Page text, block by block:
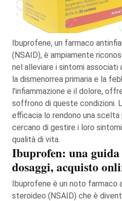
Ibuprofene, un farmaco
(NSAID), è ampiamente
nel alleviare i sintomi associati
la dismenorrea primaria e la
l'infiammazione e il dolore,
soffrono di queste condizioni.
efficacia lo rendono una
cercano di gestire i loro
qualità di vita.
Ibuprofen: una
dosaggi, acquisto
Ibuprofene è un noto farmaco
steroideo (NSAID) che è